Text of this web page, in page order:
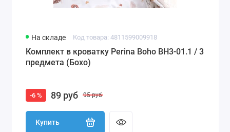
На складе Код товара: 4811599009918
Комплект в кроватку Perina Boho BH3-01.1 / 3
предмета (Бохо)
-6 % 89 руб 95 руб
Купить